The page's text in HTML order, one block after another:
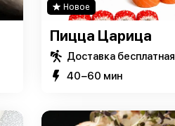
Новое
Пицца Царица
Доставка бесплатная
40−60 мин